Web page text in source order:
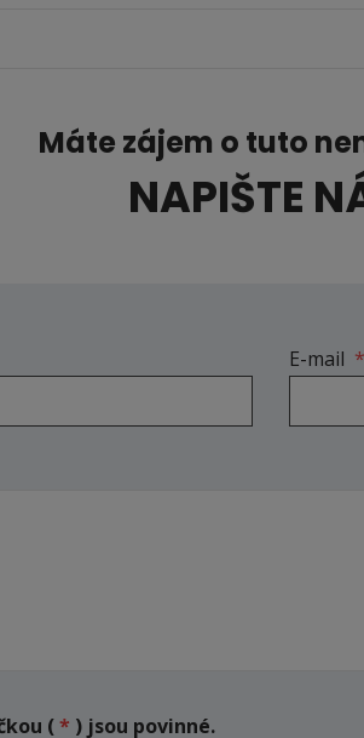
Máte zájem o tuto
NAPIŠTE
E-mail *
(* ) jsou povinné.